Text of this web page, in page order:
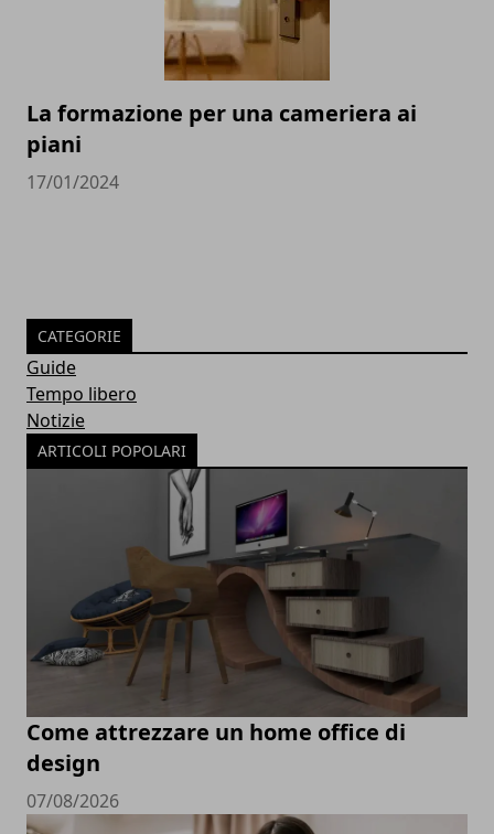
La formazione per una cameriera ai
piani
17/01/2024
CATEGORIE
Guide
Tempo libero
Notizie
ARTICOLI POPOLARI
Come attrezzare un home office di
design
07/08/2026